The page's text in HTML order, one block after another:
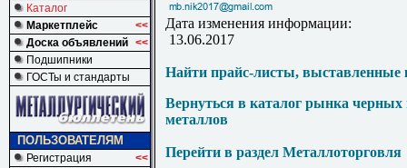
Каталог
Маркетплейс
<<
Доска объявлений <<
Подшипники
ГОСТы и стандарты
ПОЛЬЗОВАТЕЛЯМ
Регистрация
<<
Дата изменения информации:
13.06.2017
Найти прайс-листы, выставленные
Вернуться в каталог рынка
металлов
Перейти в раздел Металлоторговля